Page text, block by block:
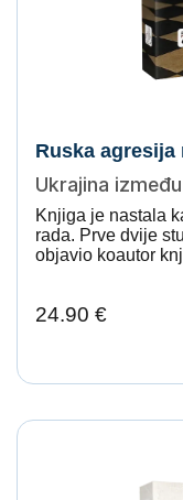
Ruska agresija
Ukrajina
Knjiga je nastala
rada. Prve dvije
objavio koautor
24.90 €